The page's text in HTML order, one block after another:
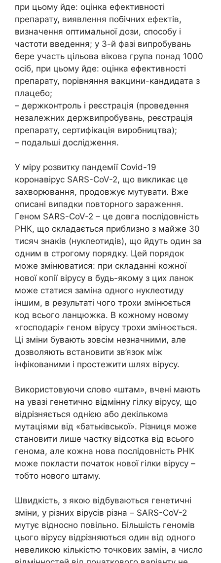
при цьому йде: оцінка ефективності
препарату, виявлення побічних ефектів,
визначення оптимальної дози, способу і
частоти введення; у 3-й фазі випробувань
бере участь цільова вікова група понад 1000
осіб, при цьому йде: оцінка ефективності
препарату, порівняння вакцини-кандидата з
плацебо;
– держконтроль і реєстрація (проведення
незалежних держвипробувань, реєстрація
препарату, сертифікація виробництва);
– подальші дослідження.
У міру розвитку пандемії Covid-19
коронавірус SARS-CoV-2, що викликає це
захворювання, продовжує мутувати. Вже
описані випадки повторного зараження.
Геном SARS-CoV-2 – це довга послідовність
РНК, що складається приблизно з майже 30
тисяч знаків (нуклеотидів), що йдуть один за
одним в строгому порядку. Цей порядок
може змінюватися: при складанні кожної
нової копії вірусу в будь-якому з цих ланок
може статися заміна одного нуклеотиду
іншим, в результаті чого трохи змінюється
код всього ланцюжка. В кожному новому
«господарі» геном вірусу трохи змінюється.
Ці зміни бувають зовсім незначними, але
дозволяють встановити зв’язок між
інфікованими і простежити шлях вірусу.
Використовуючи слово «штам», вчені мають
на увазі генетично відмінну гілку вірусу, що
відрізняється однією або декількома
мутаціями від «батьківської». Різниця може
становити лише частку відсотка від всього
генома, але кожна нова послідовність РНК
може покласти початок нової гілки вірусу –
тобто нового штаму.
Швидкість, з якою відбуваються генетичні
зміни, у різних вірусів різна – SARS-CoV-2
мутує відносно повільно. Більшість геномів
цього вірусу відрізняються один від одного
невеликою кількістю точкових замін, а число